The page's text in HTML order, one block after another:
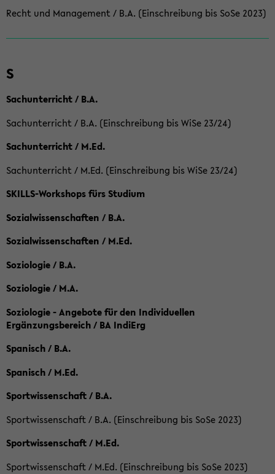
Recht und Management / B.A. (Einschreibung bis SoSe 2023)
S
Sachunterricht / B.A.
Sachunterricht / B.A. (Einschreibung bis WiSe 23/24)
Sachunterricht / M.Ed.
Sachunterricht / M.Ed. (Einschreibung bis WiSe 23/24)
SKILLS-Workshops fürs Studium
Sozialwissenschaften / B.A.
Sozialwissenschaften / M.Ed.
Soziologie / B.A.
Soziologie / M.A.
Soziologie - Angebote für den Individuellen
Ergänzungsbereich / BA IndiErg
Spanisch / B.A.
Spanisch / M.Ed.
Sportwissenschaft / B.A.
Sportwissenschaft / B.A. (Einschreibung bis SoSe 2023)
Sportwissenschaft / M.Ed.
Sportwissenschaft / M.Ed. (Einschreibung bis SoSe 2023)